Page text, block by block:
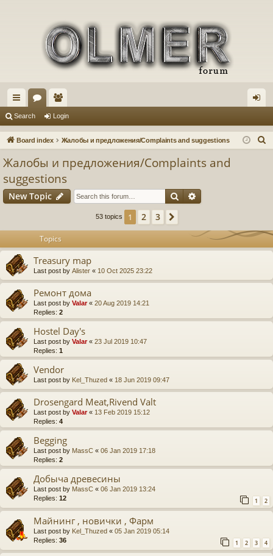
ui
ck
or
u
e
m in
Search Login
Board index Жалобы и предложения/Complaints and suggestions
Жалобы и предложения/Complaints and
suggestions
New Topic Search
53 topics 1 2 3
Topics
Treasury map
Last post by Alister « 10 Oct 2025 23:22
Ремонт дома
Last post by Valar« 20 Aug 2019 14:21
Replies: 2
Hostel Day's
Last post by Valar« 23 Jul 2019 10:47
Replies: 1
Vendor
Last post by Kel_Thuzed « 18 Jun 2019 09:47
Drosengard Meat,Rivend Valt
Last post by Valar« 13 Feb 2019 15:12
Replies: 4
Begging
Last post by MassC « 06 Jan 2019 17:18
Replies: 2
Добыча древесины
Last post by MassC « 06 Jan 2019 13:24
Replies: 12 1 2
Майнинг , новички , Фарм
Last post by Kel_Thuzed « 05 Jan 2019 05:14
Replies: 36 1 2 3 4